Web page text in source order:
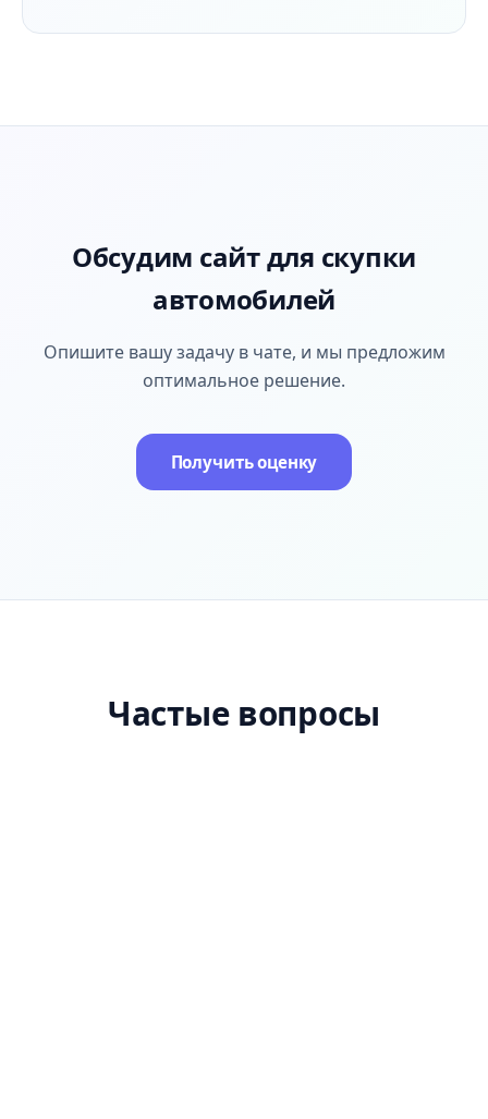
Обсудим сайт для скупки
автомобилей
Опишите вашу задачу в чате, и мы предложим
оптимальное решение.
Получить оценку
Частые вопросы